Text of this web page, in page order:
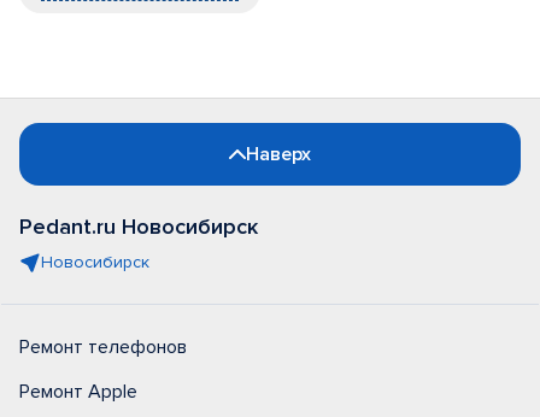
Наверх
Pedant.ru Новосибирск
Новосибирск
Ремонт телефонов
Ремонт Apple